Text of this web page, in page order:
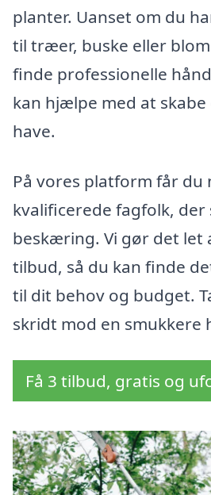
planter. Uanset om du
til træer, buske eller
finde professionelle
kan hjælpe med at
have.
På vores platform får du
kvalificerede fagfolk, der
beskæring. Vi gør det let
tilbud, så du kan finde
til dit behov og budget.
skridt mod en smukkere
Få 3 tilbud, gratis og